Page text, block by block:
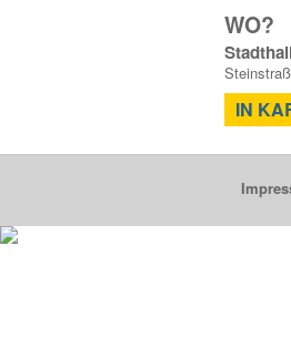
WO?
IN